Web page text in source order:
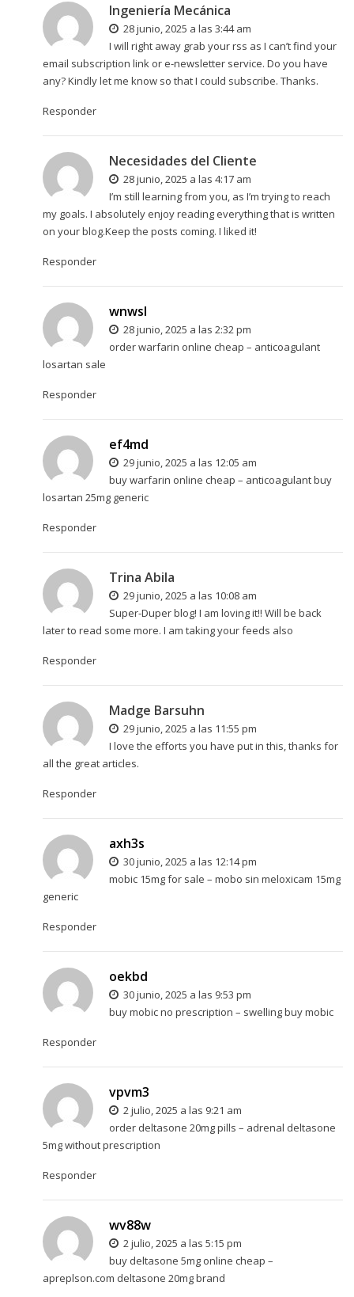
Ingeniería Mecánica
28 junio, 2025 a las 3:44 am
I will right away grab your rss as I can’t find your
email subscription link or e-newsletter service. Do you have
any? Kindly let me know so that I could subscribe. Thanks.
Responder
Necesidades del Cliente
28 junio, 2025 a las 4:17 am
I’m still learning from you, as I’m trying to reach
my goals. I absolutely enjoy reading everything that is written
on your blog.Keep the posts coming. I liked it!
Responder
wnwsl
28 junio, 2025 a las 2:32 pm
order warfarin online cheap – anticoagulant
losartan sale
Responder
ef4md
29 junio, 2025 a las 12:05 am
buy warfarin online cheap – anticoagulantbuy
losartan 25mg generic
Responder
Trina Abila
29 junio, 2025 a las 10:08 am
Super-Duper blog! I am loving it!! Will be back
later to read some more. I am taking your feeds also
Responder
Madge Barsuhn
29 junio, 2025 a las 11:55 pm
I love the efforts you have put in this, thanks for
all the great articles.
Responder
axh3s
30 junio, 2025 a las 12:14 pm
mobic 15mg for sale – mobo sin meloxicam 15mg
generic
Responder
oekbd
30 junio, 2025 a las 9:53 pm
buy mobic no prescription – swellingbuy mobic
Responder
vpvm3
2 julio, 2025 a las 9:21 am
order deltasone 20mg pills – adrenal deltasone
5mg without prescription
Responder
wv88w
2 julio, 2025 a las 5:15 pm
buy deltasone 5mg online cheap –
apreplson.com deltasone 20mg brand